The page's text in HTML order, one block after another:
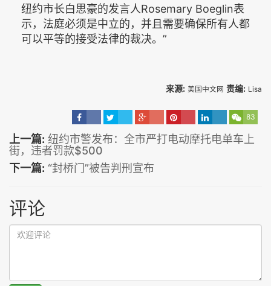
纽约市长白思豪的发言人Rosemary Boeglin表
示，法庭必须是中立的，并且需要确保所有人都
可以平等的接受法律的裁决。”
来源: 美国中文网 责编: Lisa
83
上一篇: 纽约市警发布：全市严打电动摩托电单车上
街，违者罚款$500
下一篇: “封桥门”被告判刑宣布
评论